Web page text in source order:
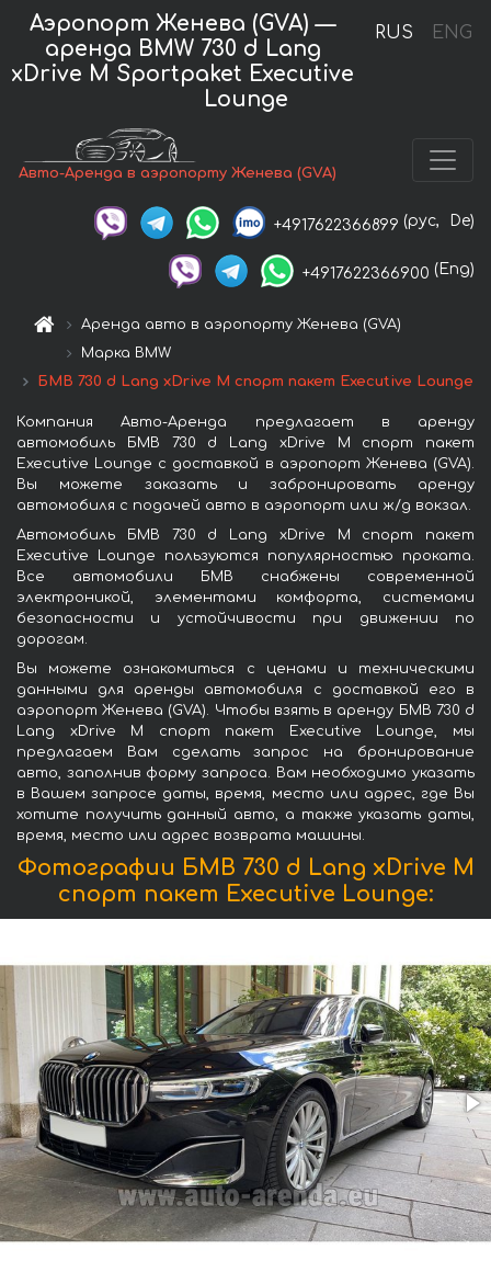
RUS ENG
Аэропорт Женева (GVA) —
аренда BMW 730 d Lang
xDrive M Sportpaket Executive
Lounge
Авто-Аренда в аэропорту Женева (GVA)
+4917622366899 (рус, De)
+4917622366900 (Eng)
Аренда авто в аэропорту Женева (GVA)
Марка BMW
БМВ 730 d Lang xDrive M спорт пакет Executive Lounge
Компания Авто-Аренда предлагает в аренду
автомобиль БМВ 730 d Lang xDrive M спорт пакет
Executive Lounge с доставкой в аэропорт Женева (GVA).
Вы можете заказать и забронировать аренду
автомобиля с подачей авто в аэропорт или ж/д вокзал.
Автомобиль БМВ 730 d Lang xDrive M спорт пакет
Executive Lounge пользуются популярностью проката.
Все автомобили БМВ снабжены современной
электроникой, элементами комфорта, системами
безопасности и устойчивости при движении по
дорогам.
Вы можете ознакомиться с ценами и техническими
данными для аренды автомобиля с доставкой его в
аэропорт Женева (GVA). Чтобы взять в аренду БМВ 730 d
Lang xDrive M спорт пакет Executive Lounge, мы
предлагаем Вам сделать запрос на бронирование
авто, заполнив форму запроса. Вам необходимо указать
в Вашем запросе даты, время, место или адрес, где Вы
хотите получить данный авто, а также указать даты,
время, место или адрес возврата машины.
Фотографии БМВ 730 d Lang xDrive M
спорт пакет Executive Lounge: